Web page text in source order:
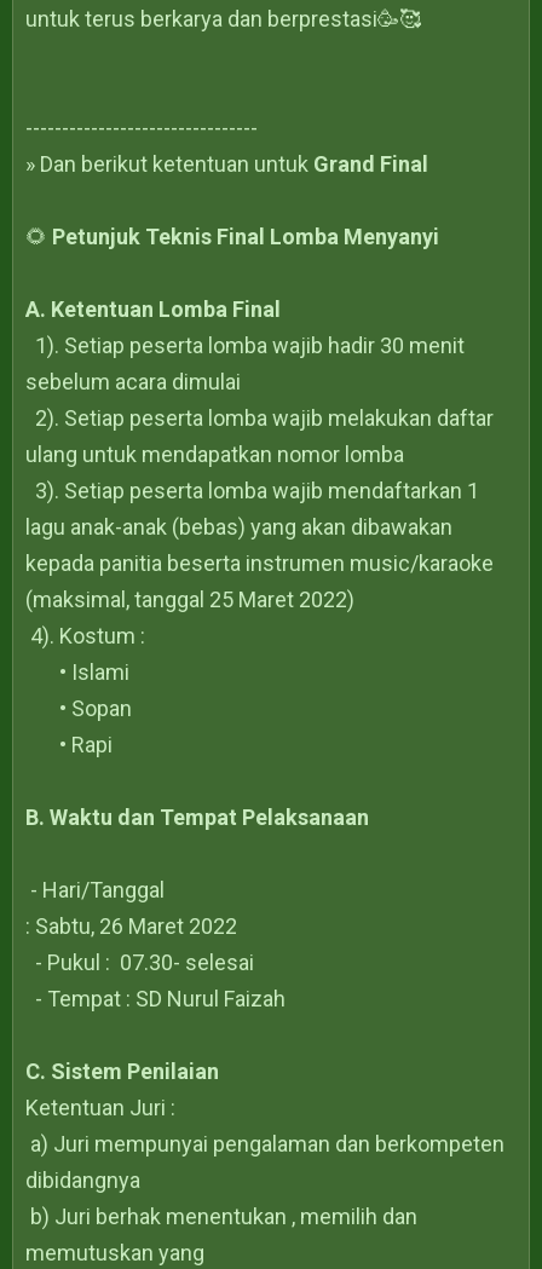
untuk terus berkarya dan berprestasi🥳🥰
--------------------------------
» Dan berikut ketentuan untuk Grand Final
🌻 Petunjuk Teknis Final Lomba Menyanyi
A. Ketentuan Lomba Final
1). Setiap peserta lomba wajib hadir 30 menit
sebelum acara dimulai
2). Setiap peserta lomba wajib melakukan daftar
ulang untuk mendapatkan nomor lomba
3). Setiap peserta lomba wajib mendaftarkan 1
lagu anak-anak (bebas) yang akan dibawakan
kepada panitia beserta instrumen music/karaoke
(maksimal, tanggal 25 Maret 2022)
4). Kostum :
• Islami
• Sopan
• Rapi
B. Waktu dan Tempat Pelaksanaan
- Hari/Tanggal
: Sabtu, 26 Maret 2022
- Pukul : 07.30- selesai
- Tempat : SD Nurul Faizah
C. Sistem Penilaian
Ketentuan Juri :
a) Juri mempunyai pengalaman dan berkompeten
dibidangnya
b) Juri berhak menentukan , memilih dan
memutuskan yang